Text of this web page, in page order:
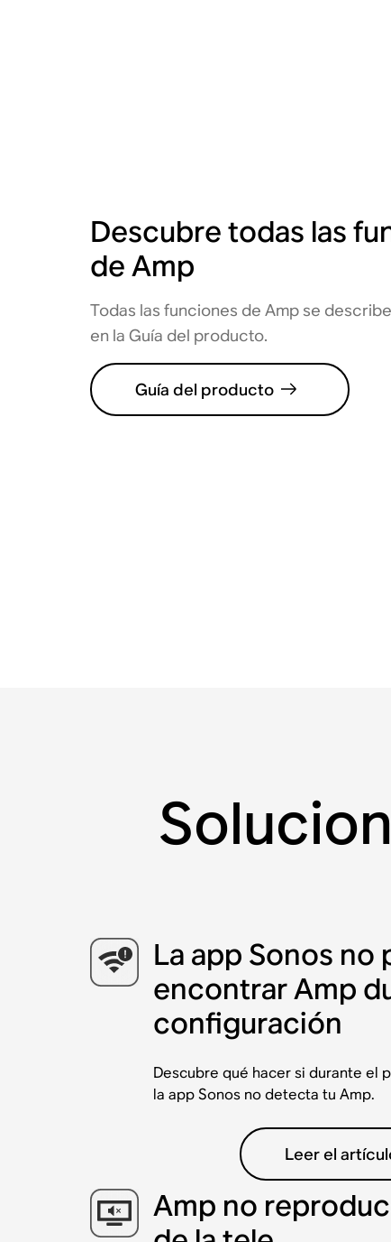
Descubre todas las
de Amp
Todas las funciones de Amp se
en la Guía del producto.
Guía del producto
La app Sonos no
encontrar Amp
configuración
Descubre qué hacer si durante el
la app Sonos no detecta tu Amp.
Leer el
Amp no